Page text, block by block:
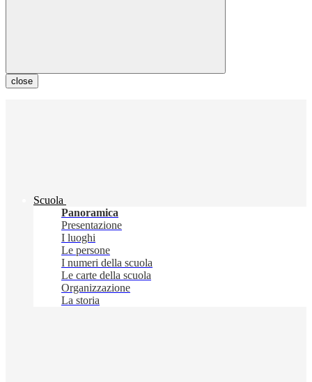
close
Scuola
Panoramica
Presentazione
I luoghi
Le persone
I numeri della scuola
Le carte della scuola
Organizzazione
La storia